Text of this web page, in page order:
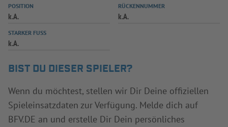
POSITION
k.A.
RÜCKENNUMMER
k.A.
STARKER FUSS
k.A.
BIST DU DIESER SPIELER?
Wenn du möchtest, stellen wir Dir Deine offiziellen
Spieleinsatzdaten zur Verfügung. Melde dich auf
BFV.DE an und erstelle Dir Dein persönliches